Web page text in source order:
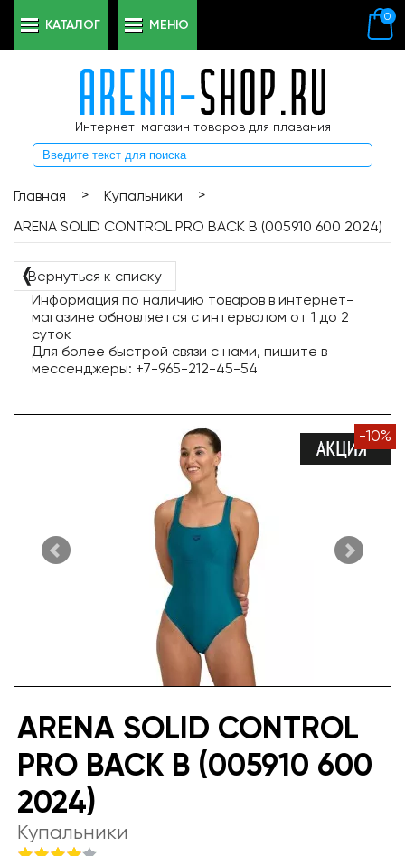
Интернет-магазин товаров для плавания
0
КАТАЛОГ МЕНЮ
Главная > Купальники
>
ARENA SOLID CONTROL PRO BACK B (005910 600 2024)
❬Вернуться к списку
Информация по наличию товаров в интернет-
магазине обновляется с интервалом от 1 до 2
суток
Для более быстрой связи с нами, пишите в
мессенджеры: +7-965-212-45-54
-10%
ARENA SOLID CONTROL
PRO BACK B (005910 600
2024)
Купальники